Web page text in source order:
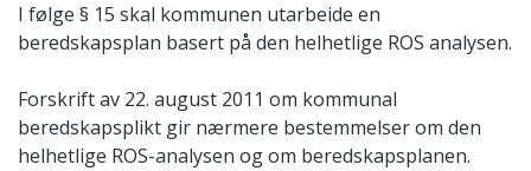
I følge § 15 skal kommunen utarbeide en
beredskapsplan basert på den helhetlige ROS­ analysen.
Forskrift av 22. august 2011 om kommunal
beredskapsplikt gir nærmere bestemmelser om den
helhetlige ROS-analysen og om beredskapsplanen.